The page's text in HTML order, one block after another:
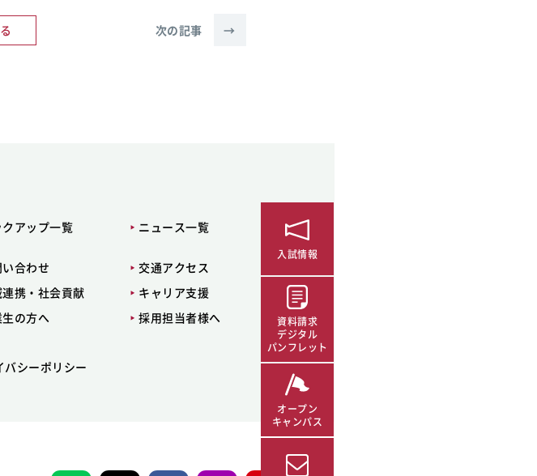
次の記事 →
クアップ一覧 ニュース一覧
合わせ
交通アクセス
携・社会貢献
キャリア支援
の方へ 採用担当者様へ
バシーポリシー
入試情報
資料請求
デジタル
パンフレット
オープン
キャンパス